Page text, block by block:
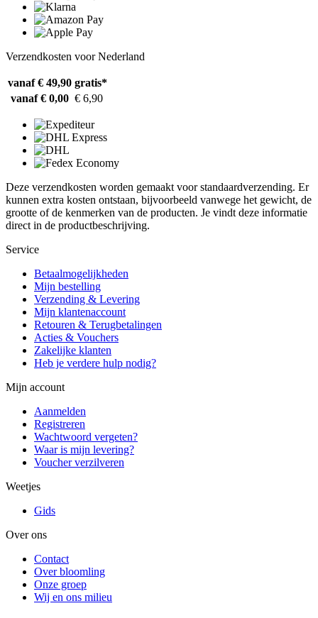
Verzendkosten voor Nederland
vanaf € 49,90 gratis*
vanaf € 0,00 € 6,90
Deze verzendkosten worden gemaakt voor standaardverzending. Er
kunnen extra kosten ontstaan, bijvoorbeeld vanwege het gewicht, de
grootte of de kenmerken van de producten. Je vindt deze informatie
direct in de productbeschrijving.
Service
Betaalmogelijkheden
Mijn bestelling
Verzending & Levering
Mijn klantenaccount
Retouren & Terugbetalingen
Acties & Vouchers
Zakelijke klanten
Heb je verdere hulp nodig?
Mijn account
Aanmelden
Registreren
Wachtwoord vergeten?
Waar is mijn levering?
Voucher verzilveren
Weetjes
Gids
Over ons
Contact
Over bloomling
Onze groep
Wij en ons milieu